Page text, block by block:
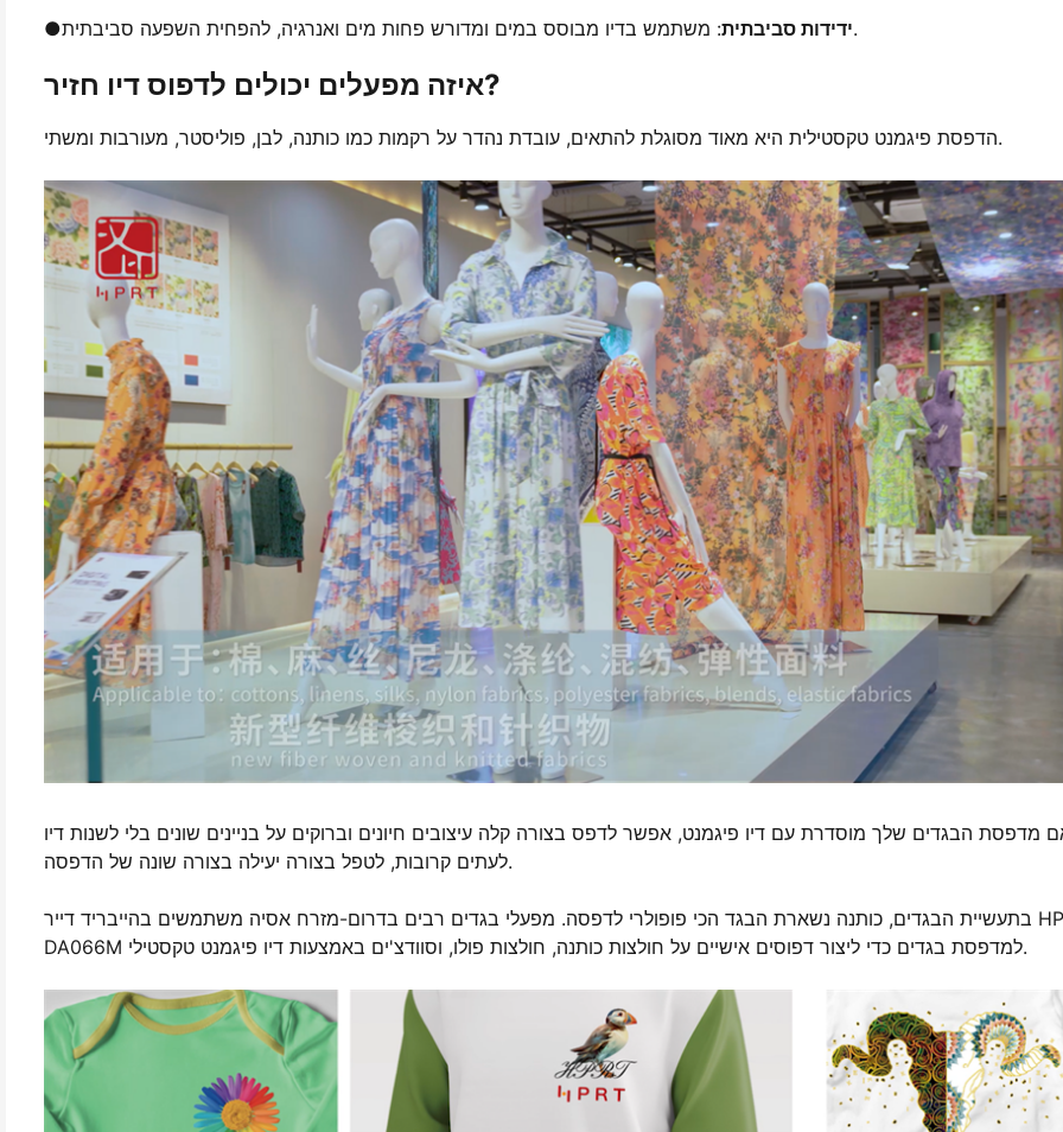
● ידידות סביבתית: משתמש בדיו מבוסס במים ומדורש פחות מים ואנרגיה, להפחית השפעה סביבתית.
איזה מפעלים יכולים לדפוס דיו חזיר?
הדפסת פיגמנט טקסטילית היא מאוד מסוגלת להתאים, עובדת נהדר על רקמות כמו כותנה, לבן, פוליסטר, מעורבות ומשתי.
מדפסת הבגדים שלך מוסדרת עם דיו פיגמנט, אפשר לדפס בצורה קלה עיצובים חיונים וברוקים על בניינים שונים בלי לשנות דיו
לעתים קרובות, לטפל בצורה יעילה בצורה שונה של הדפסה.
בתעשיית הבגדים, כותנה נשארת הבגד הכי פופולרי לדפסה. מפעלי בגדים רבים בדרום-מזרח אסיה משתמשים בהייבריד דייר HPRT
DA066M למדפסת בגדים כדי ליצור דפוסים אישיים על חולצות כותנה, חולצות פולו, וסוודצ'ים באמצעות דיו פיגמנט טקסטילי.